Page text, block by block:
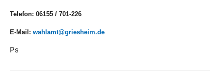
Telefon: 06155 / 701-226
E-Mail: wahlamt@griesheim.de
Ps